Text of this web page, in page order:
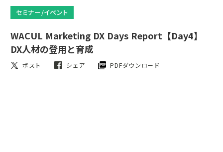
セミナー/イベント
WACUL Marketing DX Days Report【Day4】
DX人材の登用と育成
ポスト シェア PDFダウンロード